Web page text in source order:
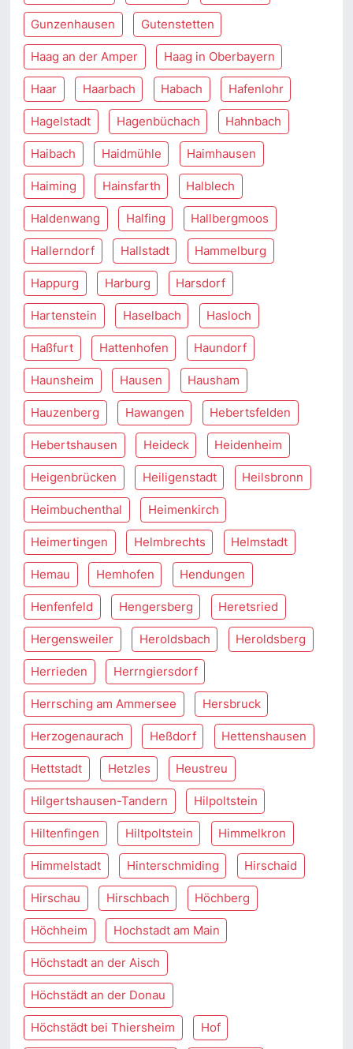
Gunzenhausen Gutenstetten
Haag an der Amper Haag in Oberbayern
Haar Haarbach Habach Hafenlohr
Hagelstadt Hagenbüchach Hahnbach
Haibach Haidmühle Haimhausen
Haiming Hainsfarth Halblech
Haldenwang Halfing Hallbergmoos
Hallerndorf Hallstadt Hammelburg
Happurg Harburg Harsdorf
Hartenstein Haselbach Hasloch
Haßfurt Hattenhofen Haundorf
Haunsheim Hausen Hausham
Hauzenberg Hawangen Hebertsfelden
Hebertshausen Heideck Heidenheim
Heigenbrücken Heiligenstadt Heilsbronn
Heimbuchenthal Heimenkirch
Heimertingen Helmbrechts Helmstadt
Hemau Hemhofen Hendungen
Henfenfeld Hengersberg Heretsried
Hergensweiler Heroldsbach Heroldsberg
Herrieden Herrngiersdorf
Herrsching am Ammersee Hersbruck
Herzogenaurach Heßdorf Hettenshausen
Hettstadt Hetzles Heustreu
Hilgertshausen-Tandern Hilpoltstein
Hiltenfingen Hiltpoltstein Himmelkron
Himmelstadt Hinterschmiding Hirschaid
Hirschau Hirschbach Höchberg
Höchheim Hochstadt am Main
Höchstadt an der Aisch
Höchstädt an der Donau
Höchstädt bei Thiersheim Hof